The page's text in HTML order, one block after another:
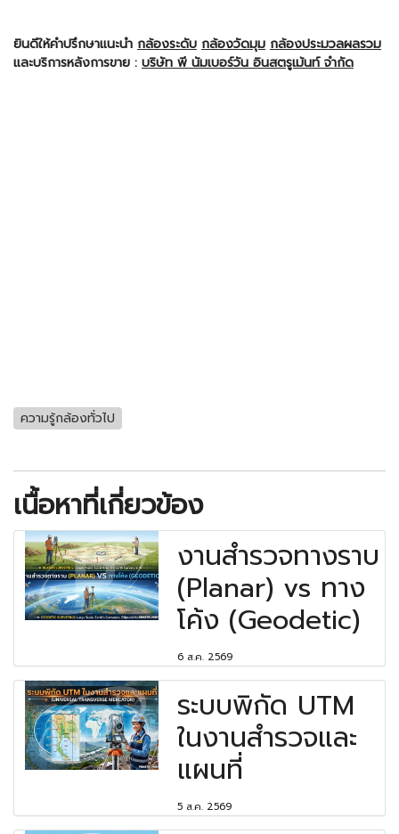
ยินดีให้คำปรึกษาแนะนำ กล้องระดับ กล้องวัดมุม กล้องประมวลผลรวม
และบริการหลังการขาย : บริษัท พี นัมเบอร์วัน อินสตรูเม้นท์ จำกัด
ความรู้กล้องทั่วไป
เนื้อหาที่เกี่ยวข้อง
งานสำรวจทางราบ
(Planar) vs ทาง
โค้ง (Geodetic)
6 ส.ค. 2569
ระบบพิกัด UTM
ในงานสำรวจและ
แผนที่
5 ส.ค. 2569